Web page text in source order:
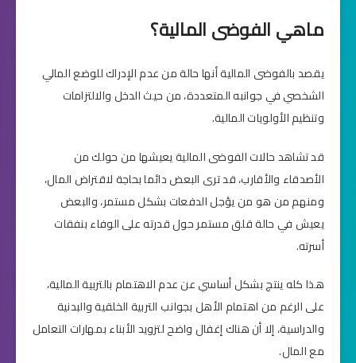
ماهي الفوضى المالية؟
يقصد بالفوضى المالية أنها حالة من عدم الإدراك للوضع المالي
الشخصي في جوانبه المتعددة، من حيث الدخل والالتزامات
وتنظيم الأولويات المالية.
قد تشاهد حالات الفوضى المالية يعيشها من حولك من
الأصدقاء والأقارب، قد ترى البعض دائما بحاجة لاقتراض المال،
ومنهم من هو من يؤجل الدفعات بشكل مستمر، والبعض
يعيش في حالة قلق مستمر حول قدرته على الوفاء بنفقات
أسرته.
هذا كله ينتج بشكل أساسي عن عدم الاهتمام بالتربية المالية،
على الرغم من اهتمام الأهل بجوانب التربية الخلقية والبدنية
والدراسية، إلا أن هناك إغفال واضح لتزويد الأبناء بمهارات التعامل
مع المال.